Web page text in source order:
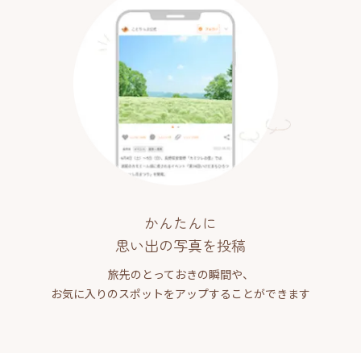
かんたんに
思い出の写真を投稿
旅先のとっておきの瞬間や、
お気に入りのスポットをアップすることができます